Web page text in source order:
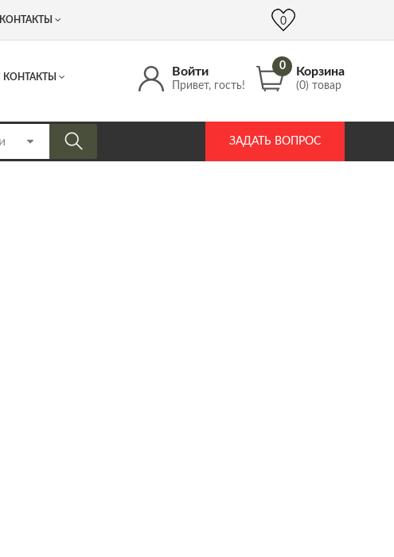
+7 (917) 537 17 16 info@DrozdPcp.ru
Войти
Привет, гость!
0 Корзина
(0) товар
КОНТАКТЫ
ЗАДАТЬ ВОПРОС
КОНТАКТЫ 0